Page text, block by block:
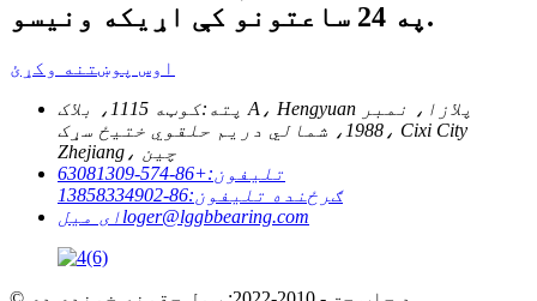
په 24 ساعتونو کې اړیکه ونیسو.
اوس پوښتنه وکړئ
پته:
کوټه 1115، بلاک A، Hengyuan پلازا، نمبر
1988، شمالي دریم حلقوي ختیځ سړک، Cixi City
Zhejiang، چین
تلیفون:+86-574-63081309
ګرځنده تلیفون:86-13858334902
ای میلloger@lggbbearing.com